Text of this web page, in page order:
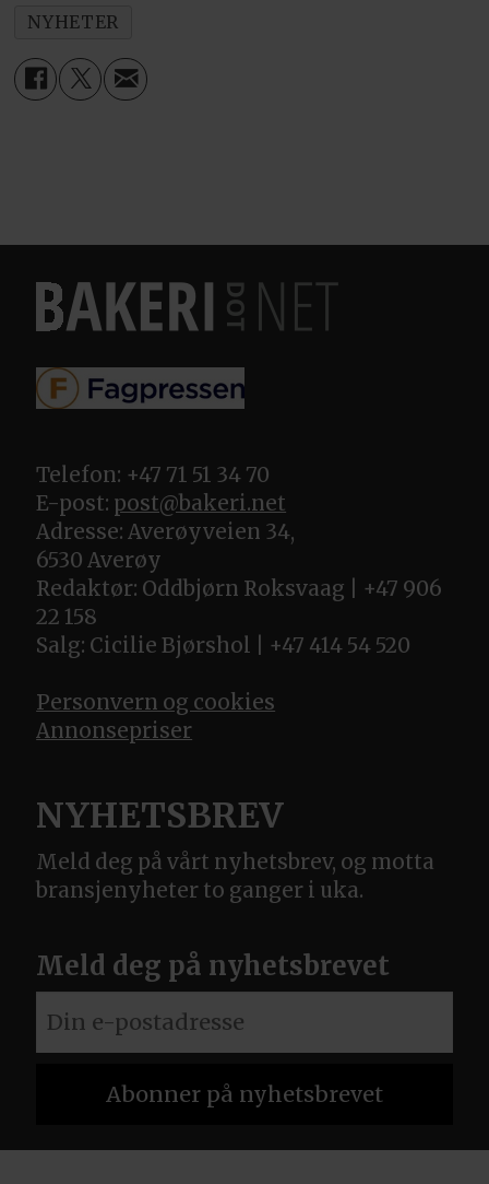
NYHETER
Telefon: +47 71 51 34 70
E-post: post@bakeri.net
Adresse: Averøyveien 34,
6530 Averøy
Redaktør: Oddbjørn Roksvaag | +47 906
22 158
Salg: Cicilie Bjørshol | +47 414 54 520
Personvern og cookies
Annonsepriser
NYHETSBREV
Meld deg på vårt nyhetsbrev, og motta
bransjenyheter to ganger i uka.
Meld deg på nyhetsbrevet